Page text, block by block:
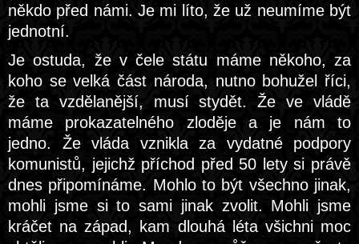
někdo před námi. Je mi líto, že už neumíme být
jednotní.
Je ostuda, že v čele státu máme někoho, za
koho se velká část národa, nutno bohužel říci,
že ta vzdělanější, musí stydět. Že ve vládě
máme prokazatelného zloděje a je nám to
jedno. Že vláda vznikla za vydatné podpory
komunistů, jejichž příchod před 50 lety si právě
dnes připomínáme. Mohlo to být všechno jinak,
mohli jsme si to sami jinak zvolit. Mohli jsme
kráčet na západ, kam dlouhá léta všichni moc